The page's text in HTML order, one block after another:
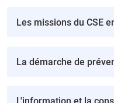
Les missions du CSE
La démarche de